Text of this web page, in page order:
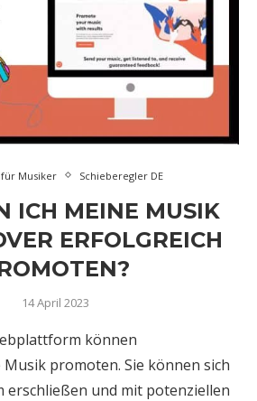
für Musiker Schieberegler DE
ICH MEINE MUSIK
ERFOLGREICH
14 April 2023
können
promoten. Sie können sich
erschließen und mit potenziellen